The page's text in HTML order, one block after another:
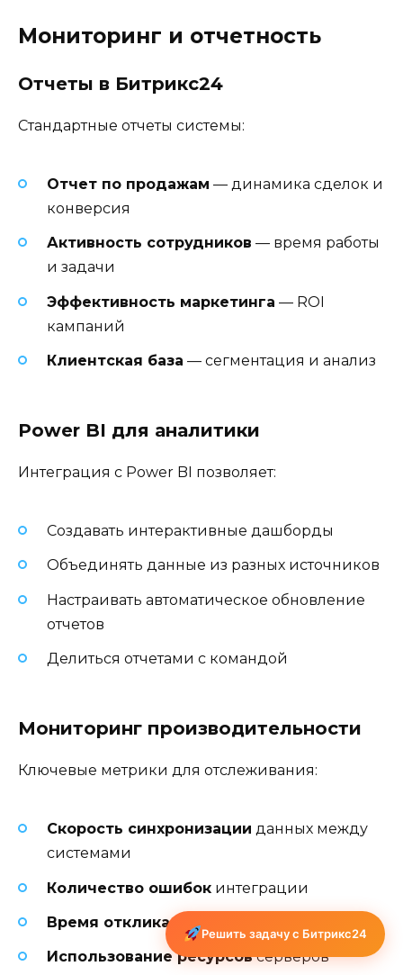
Мониторинг и отчетность
Отчеты в Битрикс24
Стандартные отчеты системы:
Отчет по продажам — динамика сделок и
конверсия
Активность сотрудников — время работы
и задачи
Эффективность маркетинга — ROI
кампаний
Клиентская база — сегментация и анализ
Power BI для аналитики
Интеграция с Power BI позволяет:
Создавать интерактивные дашборды
Объединять данные из разных источников
Настраивать автоматическое обновление
отчетов
Делиться отчетами с командой
Мониторинг производительности
Ключевые метрики для отслеживания:
Скорость синхронизации данных между
системами
Количество ошибок интеграции
Время откликасистемы
Использование ресурсовсерверов
Решить задачу с Битрикс24